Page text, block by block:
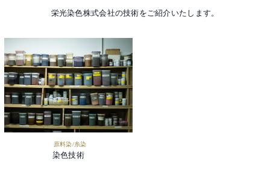
栄光染色株式会社の技術をご紹介いたします。
原料染/糸染
染色技術